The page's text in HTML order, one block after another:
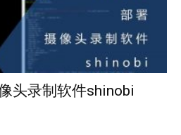
头录制软件shinobi